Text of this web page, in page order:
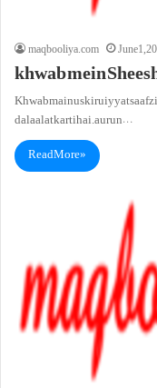
maqbooliya.com
June 1,
khwab mein
Khwab main us ki ruiyyat saaf
dalaalat karti hai. aur un…
Read More »